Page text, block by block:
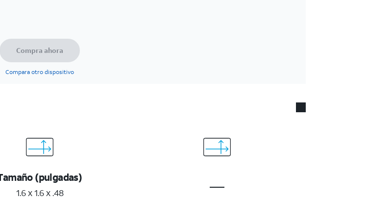
Compra ahora
Compara otro dispositivo
(pulgadas)
1.6 x 1.6 x .48